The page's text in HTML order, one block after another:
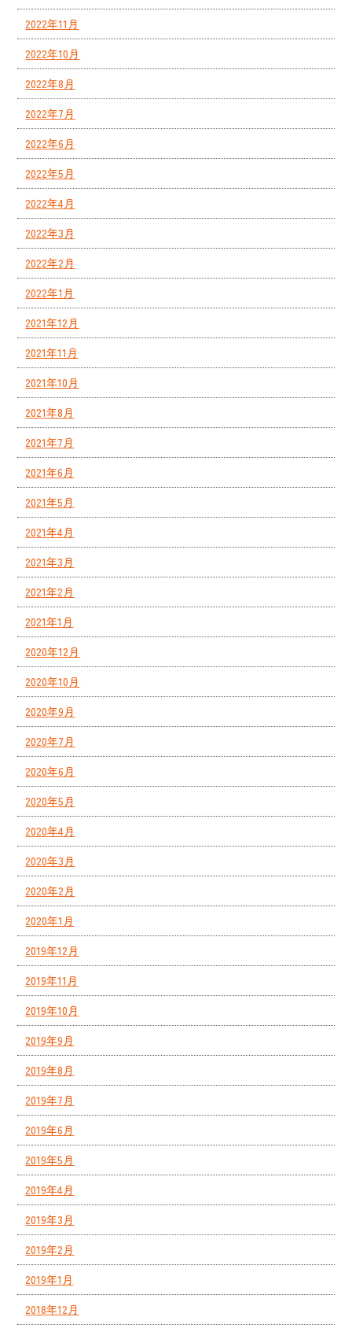
2022年11月
2022年10月
2022年8月
2022年7月
2022年6月
2022年5月
2022年4月
2022年3月
2022年2月
2022年1月
2021年12月
2021年11月
2021年10月
2021年8月
2021年7月
2021年6月
2021年5月
2021年4月
2021年3月
2021年2月
2021年1月
2020年12月
2020年10月
2020年9月
2020年7月
2020年6月
2020年5月
2020年4月
2020年3月
2020年2月
2020年1月
2019年12月
2019年11月
2019年10月
2019年9月
2019年8月
2019年7月
2019年6月
2019年5月
2019年4月
2019年3月
2019年2月
2019年1月
2018年12月